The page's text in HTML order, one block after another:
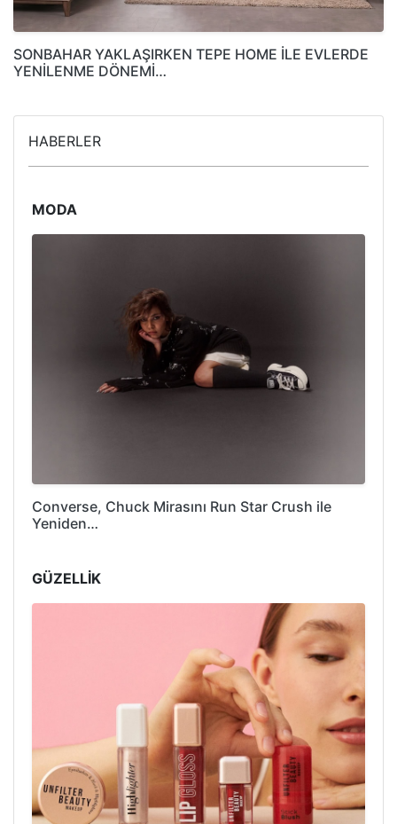
SONBAHAR YAKLAŞIRKEN TEPE HOME İLE EVLERDE
YENİLENME DÖNEMİ…
HABERLER
MODA
Converse, Chuck Mirasını Run Star Crush ile
Yeniden…
GÜZELLİK